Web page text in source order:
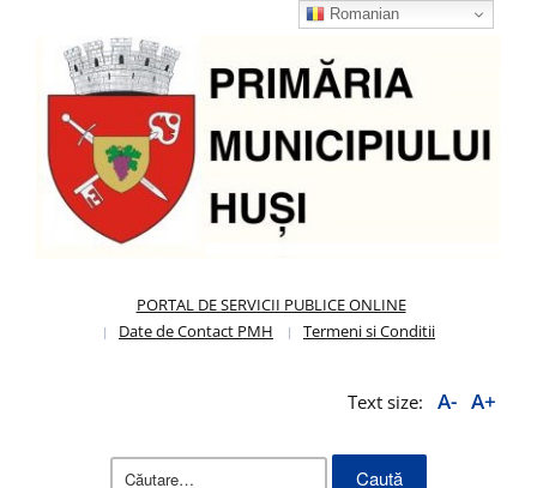
PORTAL DE SERVICII PUBLICE ONLINE
Date de Contact PMH
Termeni si Conditii
Text size: A- A+
Caută
Romanian